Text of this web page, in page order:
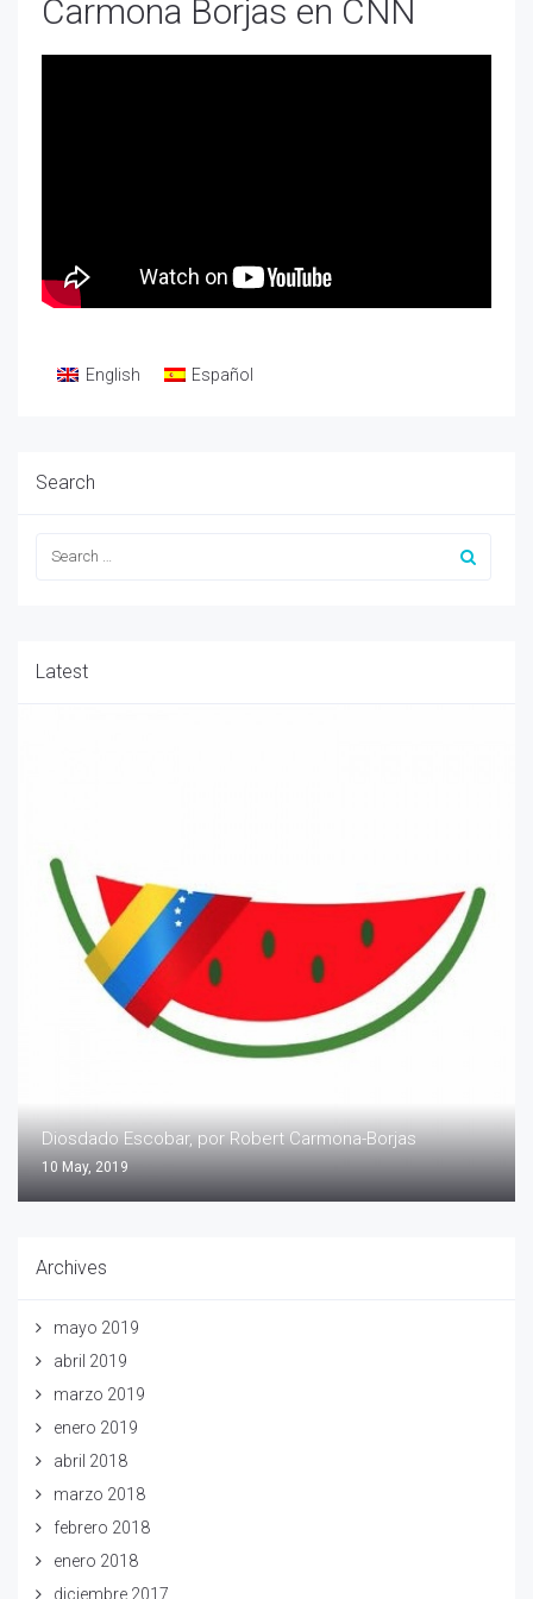
Carmona Borjas en CNN
English Español
Search
Latest
Diosdado Escobar, por Robert Carmona-Borjas
10 May, 2019
Archives
mayo 2019
abril 2019
marzo 2019
enero 2019
abril 2018
marzo 2018
febrero 2018
enero 2018
diciembre 2017